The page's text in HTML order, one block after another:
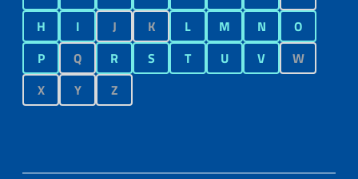
H
I J K L M N
O
P
Q R S T U V
W
X
Y Z